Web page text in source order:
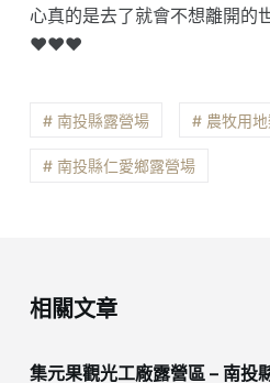
心真的是去了就會不想離開的
❤️❤️❤️
# 南投縣露營場 # 農牧用
# 南投縣仁愛鄉露營場
相關文章
集元果觀光工廠露營區 – 南投